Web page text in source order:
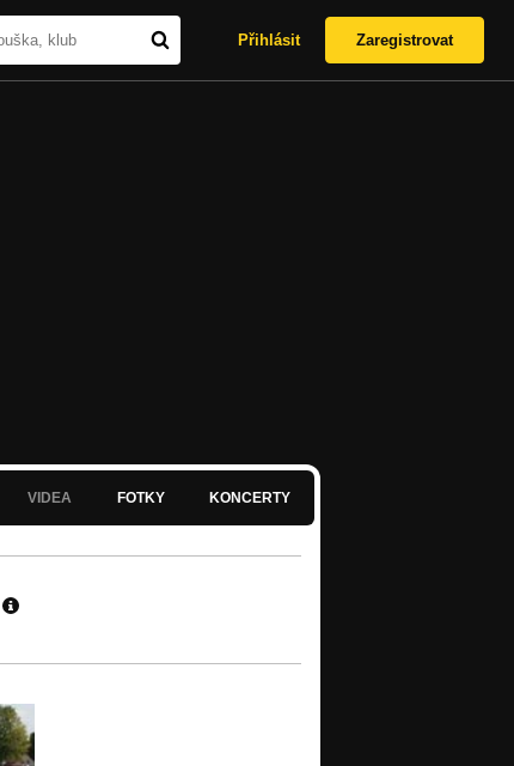
Přihlásit Zaregistrovat
VIDEA FOTKY KONCERTY